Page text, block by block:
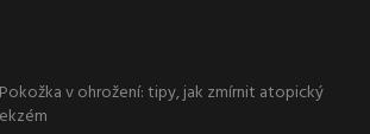
Pokožka v ohrožení: tipy, jak zmírnit atopický
ekzém